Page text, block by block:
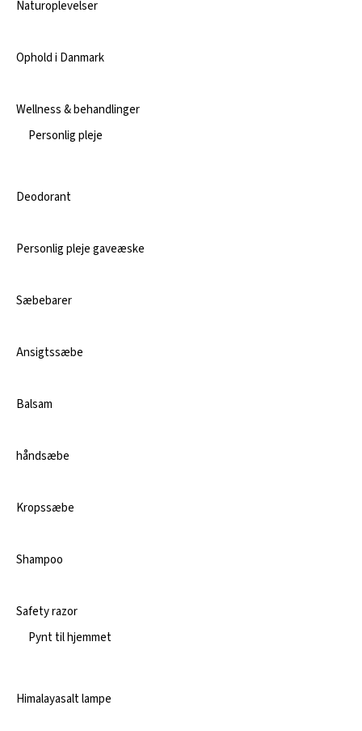
Naturoplevelser
Ophold i Danmark
Wellness & behandlinger
Personlig pleje
Deodorant
Personlig pleje gaveæske
Sæbebarer
Ansigtssæbe
Balsam
håndsæbe
Kropssæbe
Shampoo
Safety razor
Pynt til hjemmet
Himalayasalt lampe